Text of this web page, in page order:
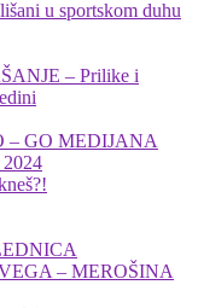
u sportskom duhu
– Prilike i
– GO MEDIJANA
– MEROŠINA